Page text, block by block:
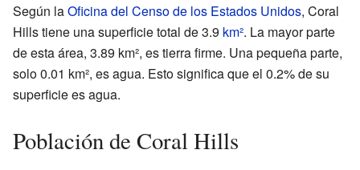
Según laOficina del Censo de los Estados Unidos, Coral
Hills tiene una superficie total de 3.9 km². La mayor parte
de esta área, 3.89 km², es tierra firme. Una pequeña parte,
solo 0.01 km², es agua. Esto significa que el 0.2% de su
superficie es agua.
Población de Coral Hills